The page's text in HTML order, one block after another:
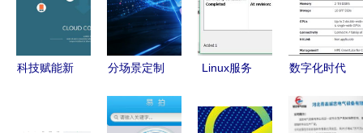
科技赋能新
分场景定制
设计指南
Linux服务
从SVN到跨
数字化时代
务器发展与